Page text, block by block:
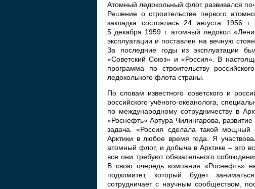
Атомный ледокольный флот развивался
Решение о строительстве первого
закладка состоялась 24 августа 1956
5 декабря 1959 г. атомный ледокол
эксплуатации и поставлен на вечную
За последние годы из эксплуатации
«Советский Союз» и «Россия». В
программа по строительству
ледокольного флота страны.
По словам известного советского и
российского учёного-океанолога,
по международному сотрудничеству в
«Роснефть» Артура Чилингарова,
задача. «Россия сделала такой
Арктики в любое время года. Я
атомный флот, и добыча в Арктике – это
все они требуют обязательного
В свою очередь компания «Роснефть»
подкомитет, который будет
сотрудничает с научным сообществом,